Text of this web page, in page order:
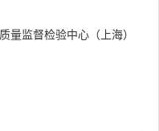
量监督检验中心（上海）